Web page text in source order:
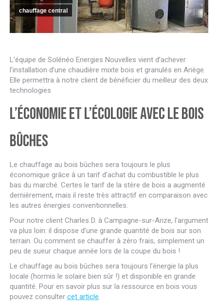
chauffage central
L’équipe de Solénéo Energies Nouvelles vient d’achever
l’installation d’une chaudière mixte bois et granulés en Ariège.
Elle permettra à notre client de bénéficier du meilleur des deux
technologies
L’économie et l’écologie avec le bois
bûches
Le chauffage au bois bûches sera toujours le plus
économique grâce à un tarif d’achat du combustible le plus
bas du marché. Certes le tarif de la stère de bois a augmenté
dernièrement, mais il reste très attractif en comparaison avec
les autres énergies conventionnelles.
Pour notre client Charles D. à Campagne-sur-Arize, l’argument
va plus loin: il dispose d’une grande quantité de bois sur son
terrain. Ou comment se chauffer à zéro frais, simplement un
peu de sueur chaque année lors de la coupe du bois !
Le chauffage au bois bûches sera toujours l’énergie la plus
locale (hormis le solaire bien sûr !) et disponible en grande
quantité. Pour en savoir plus sur la ressource en bois vous
pouvez consulter cet article.